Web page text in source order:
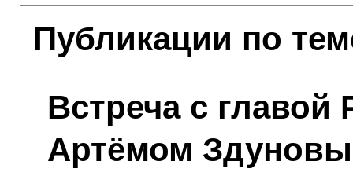
Публикации по
Встреча с
Артёмом